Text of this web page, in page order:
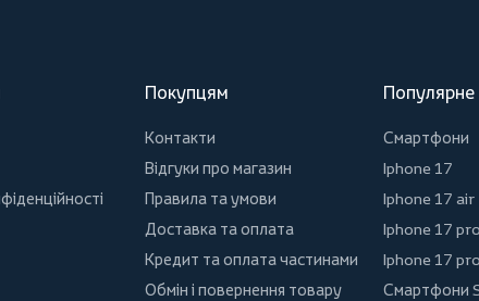
Покупцям
Контакти
Відгуки про магазин
Правила та умови
Доставка та оплата
Кредит та оплата частинами
Обмін і повернення товару
Популярне
Смартфони
Iphone 17
Iphone 17 air
Iphone 17 pro
Iphone 17
Смартфони